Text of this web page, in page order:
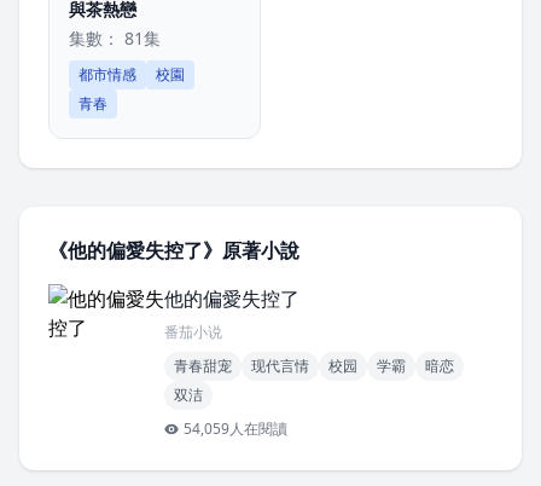
與茶熱戀
集數： 81集
都市情感
校園
青春
《他的偏愛失控了》原著小說
他的偏愛失控了
番茄小说
青春甜宠
现代言情 校园 学霸
暗恋
双洁
54,059人在閱讀